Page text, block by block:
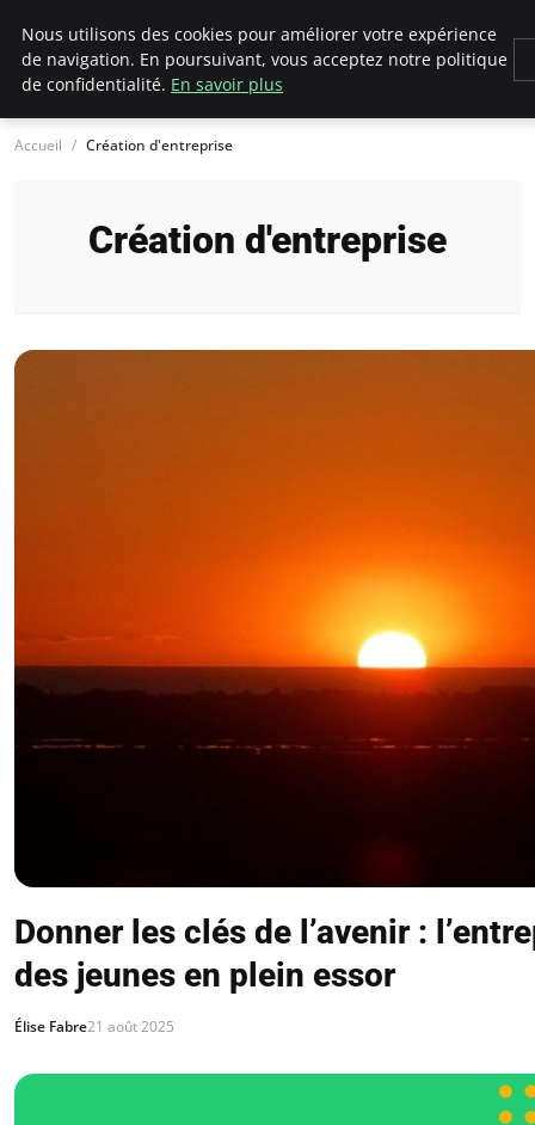
LECFCM
Accueil Création d'entreprise
Création d'entreprise
Donner les clés de l’avenir :
des jeunes en plein essor
Élise Fabre21 août 2025
Nous utilisons des cookies pour améliorer votre expérience
de navigation. En poursuivant, vous acceptez notre politique
de confidentialité. En savoir plus